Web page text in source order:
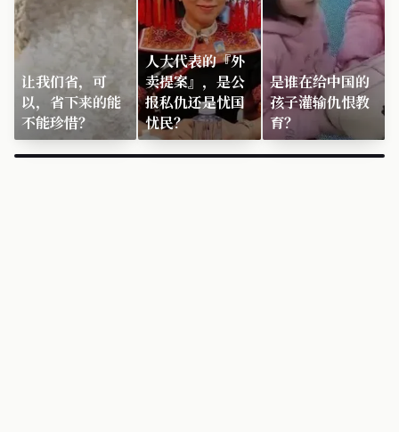
让我们省，可
以，省下来的能
不能珍惜？
人大代表的『外
卖提案』，是公
报私仇还是忧国
忧民？
是谁在给中国的
孩子灌输仇恨教
育？